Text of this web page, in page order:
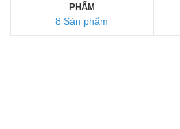
PHẨM
8 Sản phẩm